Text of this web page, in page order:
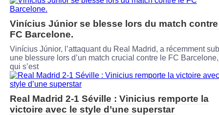
Vinícius Júnior se blesse lors du match
FC Barcelone.
Vinícius Júnior, l’attaquant du Real Madrid, a récemment
une blessure lors d’un match crucial contre le FC Barcelone,
qui s’est
Real Madrid 2-1 Séville : Vinicius remporte la
victoire avec le style d’une superstar